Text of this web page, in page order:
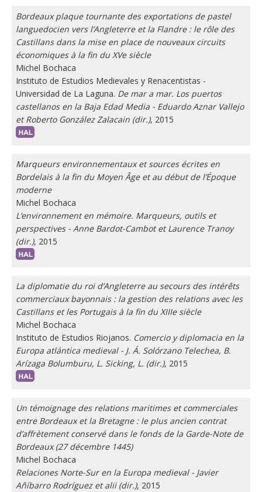
Bordeaux plaque tournante des exportations de pastel
languedocien vers l’Angleterre et la Flandre : le rôle des
Castillans dans la mise en place de nouveaux circuits
économiques à la fin du XVe siècle
Michel Bochaca
Instituto de Estudios Medievales y Renacentistas -
Universidad de La Laguna. De mar a mar. Los puertos
castellanos en la Baja Edad Media - Eduardo Aznar Vallejo
et Roberto González Zalacain (dir.), 2015
Marqueurs environnementaux et sources écrites en
Bordelais à la fin du Moyen Âge et au début de l’Époque
moderne
Michel Bochaca
L’environnement en mémoire. Marqueurs, outils et
perspectives - Anne Bardot-Cambot et Laurence Tranoy
(dir.), 2015
La diplomatie du roi d’Angleterre au secours des intérêts
commerciaux bayonnais : la gestion des relations avec les
Castillans et les Portugais à la fin du XIIIe siècle
Michel Bochaca
Instituto de Estudios Riojanos. Comercio y diplomacia en la
Europa atlántica medieval - J. Á. Solórzano Telechea, B.
Arízaga Bolumburu, L. Sicking, L. (dir.), 2015
Un témoignage des relations maritimes et commerciales
entre Bordeaux et la Bretagne : le plus ancien contrat
d’affrètement conservé dans le fonds de la Garde-Note de
Bordeaux (27 décembre 1445)
Michel Bochaca
Relaciones Norte-Sur en la Europa medieval - Javier
Añíbarro Rodríguez et alii (dir.), 2015